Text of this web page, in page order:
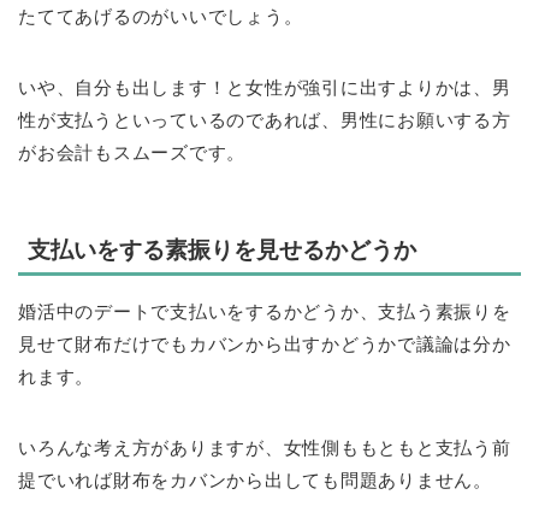
たててあげるのがいいでしょう。
いや、自分も出します！と女性が強引に出すよりかは、男
性が支払うといっているのであれば、男性にお願いする方
がお会計もスムーズです。
支払いをする素振りを見せるかどうか
婚活中のデートで支払いをするかどうか、支払う素振りを
見せて財布だけでもカバンから出すかどうかで議論は分か
れます。
いろんな考え方がありますが、女性側ももともと支払う前
提でいれば財布をカバンから出しても問題ありません。